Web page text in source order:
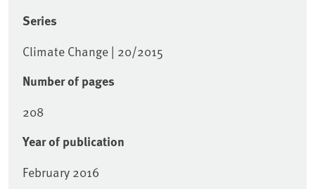
Series
Climate Change | 20/2015
Number of pages
208
Year of publication
February 2016